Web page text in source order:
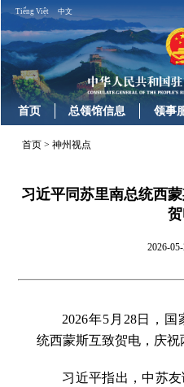
Tiếng Việt 中文
首页 总领馆信息 领事
首页 >神州视点
习近平同苏里南总统西
2026-
2026年5月28日，
统西蒙斯互致贺电，庆祝
习近平指出，中苏友